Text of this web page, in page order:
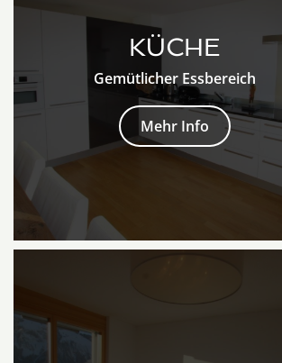
KÜCHE
Gemütlicher Essbereich
Mehr Info